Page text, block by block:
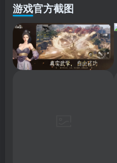
游戏官方截图